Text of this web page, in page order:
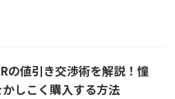
の値引き交渉術を解説！憧
しこく購入する方法